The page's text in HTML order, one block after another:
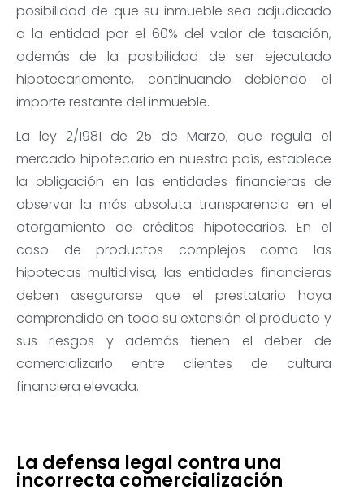
posibilidad de que su inmueble sea adjudicado
a la entidad por el 60% del valor de tasación,
además de la posibilidad de ser ejecutado
hipotecariamente, continuando debiendo el
importe restante del inmueble.
La ley 2/1981 de 25 de Marzo, que regula el
mercado hipotecario en nuestro país, establece
la obligación en las entidades financieras de
observar la más absoluta transparencia en el
otorgamiento de créditos hipotecarios. En el
caso de productos complejos como las
hipotecas multidivisa, las entidades financieras
deben asegurarse que el prestatario haya
comprendido en toda su extensión el producto y
sus riesgos y además tienen el deber de
comercializarlo entre clientes de cultura
financiera elevada.
La defensa legal contra una
incorrecta comercialización